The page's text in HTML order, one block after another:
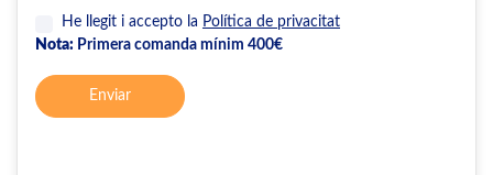
He llegit i accepto la Política de privacitat
Nota: Primera comanda mínim 400€
Enviar